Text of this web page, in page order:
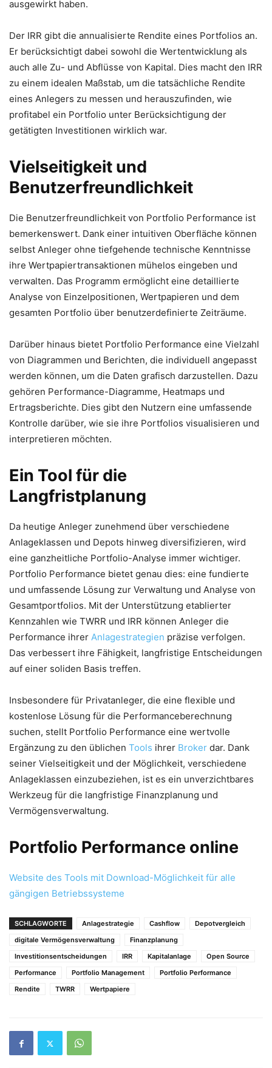
ausgewirkt haben.
Der IRR gibt die annualisierte Rendite eines Portfolios an.
Er berücksichtigt dabei sowohl die Wertentwicklung als
auch alle Zu- und Abflüsse von Kapital. Dies macht den IRR
zu einem idealen Maßstab, um die tatsächliche Rendite
eines Anlegers zu messen und herauszufinden, wie
profitabel ein Portfolio unter Berücksichtigung der
getätigten Investitionen wirklich war.
Vielseitigkeit und
Benutzerfreundlichkeit
Die Benutzerfreundlichkeit von Portfolio Performance ist
bemerkenswert. Dank einer intuitiven Oberfläche können
selbst Anleger ohne tiefgehende technische Kenntnisse
ihre Wertpapiertransaktionen mühelos eingeben und
verwalten. Das Programm ermöglicht eine detaillierte
Analyse von Einzelpositionen, Wertpapieren und dem
gesamten Portfolio über benutzerdefinierte Zeiträume.
Darüber hinaus bietet Portfolio Performance eine Vielzahl
von Diagrammen und Berichten, die individuell angepasst
werden können, um die Daten grafisch darzustellen. Dazu
gehören Performance-Diagramme, Heatmaps und
Ertragsberichte. Dies gibt den Nutzern eine umfassende
Kontrolle darüber, wie sie ihre Portfolios visualisieren und
interpretieren möchten.
Ein Tool für die
Langfristplanung
Da heutige Anleger zunehmend über verschiedene
Anlageklassen und Depots hinweg diversifizieren, wird
eine ganzheitliche Portfolio-Analyse immer wichtiger.
Portfolio Performance bietet genau dies: eine fundierte
und umfassende Lösung zur Verwaltung und Analyse von
Gesamtportfolios. Mit der Unterstützung etablierter
Kennzahlen wie TWRR und IRR können Anleger die
Performance ihrer Anlagestrategien präzise verfolgen.
Das verbessert ihre Fähigkeit, langfristige Entscheidungen
auf einer soliden Basis treffen.
Insbesondere für Privatanleger, die eine flexible und
kostenlose Lösung für die Performanceberechnung
suchen, stellt Portfolio Performance eine wertvolle
Ergänzung zu den üblichen Tools ihrer Broker dar. Dank
seiner Vielseitigkeit und der Möglichkeit, verschiedene
Anlageklassen einzubeziehen, ist es ein unverzichtbares
Werkzeug für die langfristige Finanzplanung und
Vermögensverwaltung.
Portfolio Performance online
Website des Tools mit Download-Möglichkeit für alle
gängigen Betriebssysteme
SCHLAGWORTE Anlagestrategie Cashflow
Depotvergleich
digitale Vermögensverwaltung
Finanzplanung
Investitionsentscheidungen
IRR Kapitalanlage
Open Source
Performance
Portfolio Management
Portfolio Performance
Rendite
TWRR Wertpapiere